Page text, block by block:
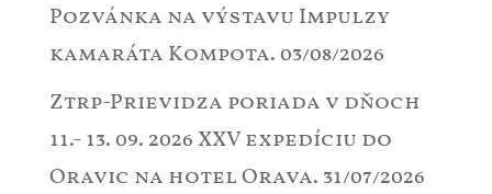
Pozvánka na výstavu Impulzy
kamaráta Kompota. 03/08/2026
Ztrp-Prievidza poriada v dňoch
11.- 13. 09. 2026 XXV expedíciu do
Oravic na hotel Orava. 31/07/2026